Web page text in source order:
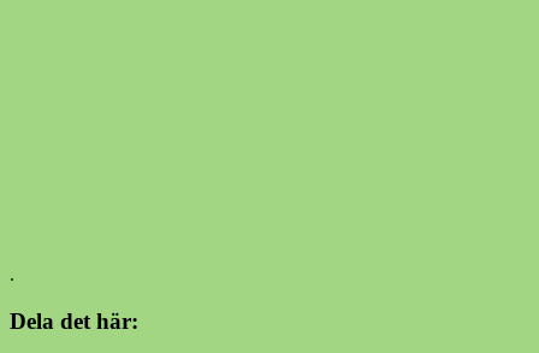
.
Dela det här: